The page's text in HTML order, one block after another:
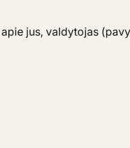
jus, valdytojas